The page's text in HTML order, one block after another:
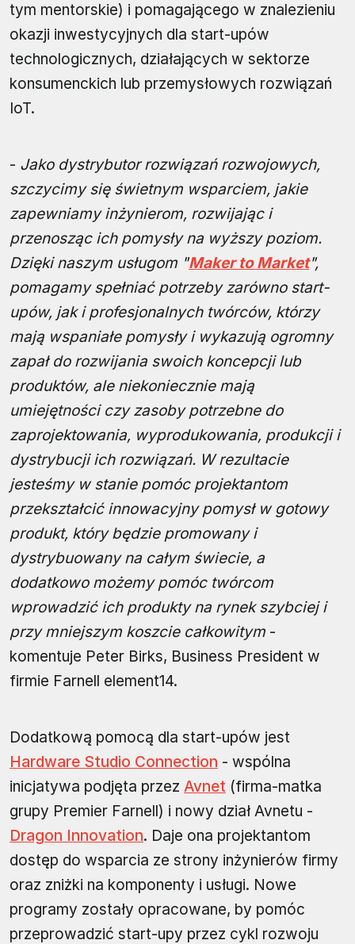
tym mentorskie) i pomagającego w znalezieniu
okazji inwestycyjnych dla start-upów
technologicznych, działających w sektorze
konsumenckich lub przemysłowych rozwiązań
IoT.
- Jako dystrybutor rozwiązań rozwojowych,
szczycimy się świetnym wsparciem, jakie
zapewniamy inżynierom, rozwijając i
przenosząc ich pomysły na wyższy poziom.
Dzięki naszym usługom "Maker to Market",
pomagamy spełniać potrzeby zarówno start-
upów, jak i profesjonalnych twórców, którzy
mają wspaniałe pomysły i wykazują ogromny
zapał do rozwijania swoich koncepcji lub
produktów, ale niekoniecznie mają
umiejętności czy zasoby potrzebne do
zaprojektowania, wyprodukowania, produkcji i
dystrybucji ich rozwiązań. W rezultacie
jesteśmy w stanie pomóc projektantom
przekształcić innowacyjny pomysł w gotowy
produkt, który będzie promowany i
dystrybuowany na całym świecie, a
dodatkowo możemy pomóc twórcom
wprowadzić ich produkty na rynek szybciej i
przy mniejszym koszcie całkowitym -
komentuje Peter Birks, Business President w
firmie Farnell element14.
Dodatkową pomocą dla start-upów jest
Hardware Studio Connection - wspólna
inicjatywa podjęta przez Avnet (firma-matka
grupy Premier Farnell) i nowy dział Avnetu -
Dragon Innovation. Daje ona projektantom
dostęp do wsparcia ze strony inżynierów firmy
oraz zniżki na komponenty i usługi. Nowe
programy zostały opracowane, by pomóc
przeprowadzić start-upy przez cykl rozwoju